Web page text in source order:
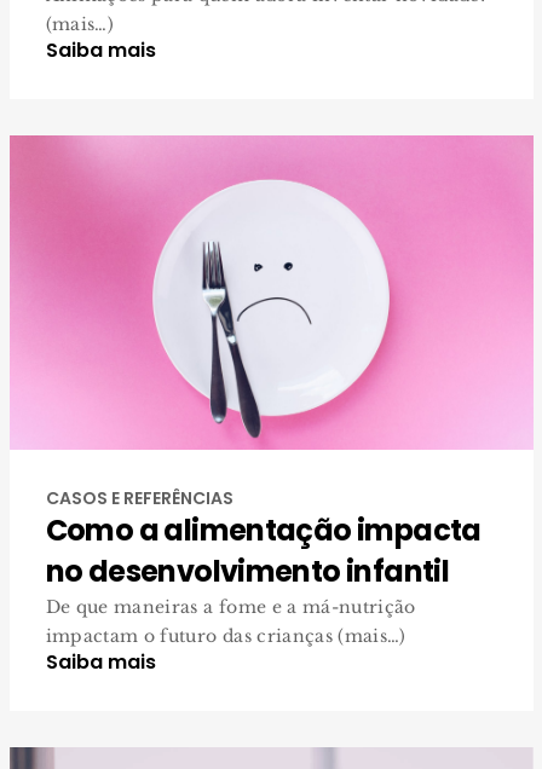
(mais…)
Saiba mais
CASOS E REFERÊNCIAS
Como a alimentação impacta
no desenvolvimento infantil
De que maneiras a fome e a má-nutrição
impactam o futuro das crianças (mais…)
Saiba mais